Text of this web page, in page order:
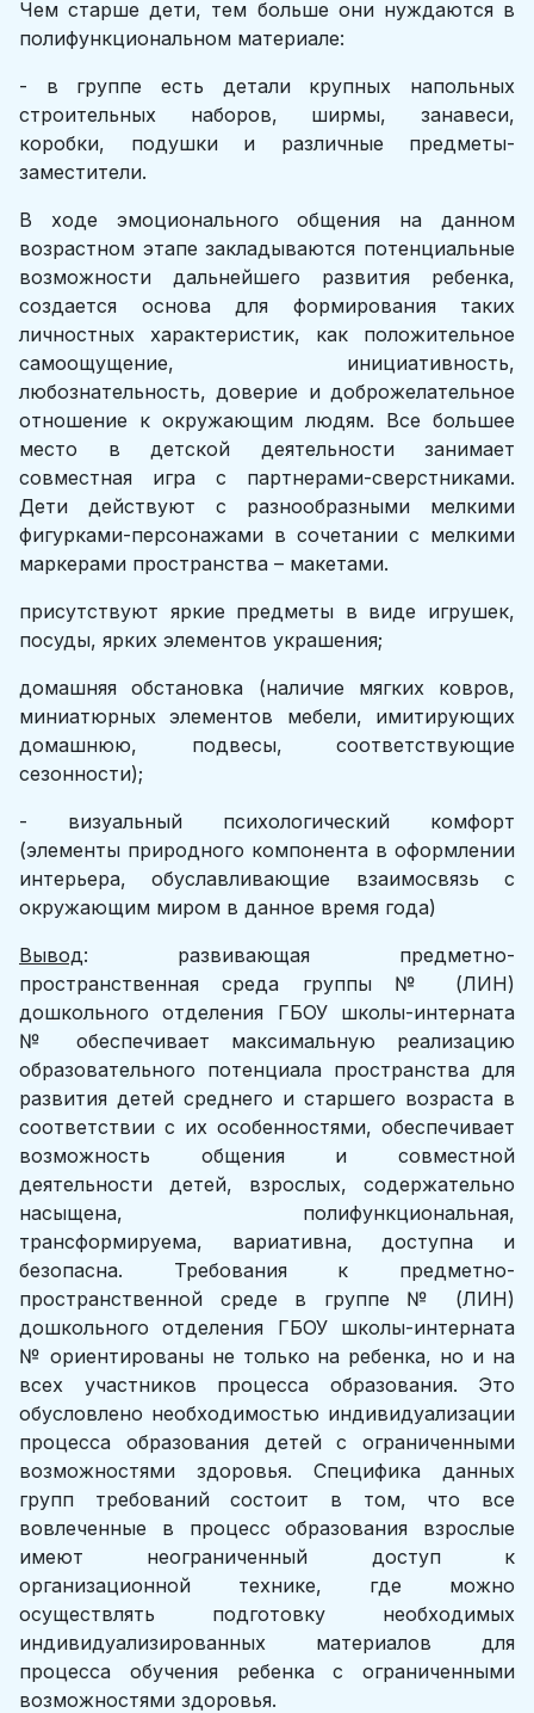
Чем старше дети, тем больше они нуждаются в
полифункциональном материале:
- в группе есть детали крупных напольных
строительных наборов, ширмы, занавеси,
коробки, подушки и различные предметы-
заместители.
В ходе эмоционального общения на данном
возрастном этапе закладываются потенциальные
возможности дальнейшего развития ребенка,
создается основа для формирования таких
личностных характеристик, как положительное
самоощущение, инициативность,
любознательность, доверие и доброжелательное
отношение к окружающим людям. Все большее
место в детской деятельности занимает
совместная игра с партнерами-сверстниками.
Дети действуют с разнообразными мелкими
фигурками-персонажами в сочетании с мелкими
маркерами пространства – макетами.
присутствуют яркие предметы в виде игрушек,
посуды, ярких элементов украшения;
домашняя обстановка (наличие мягких ковров,
миниатюрных элементов мебели, имитирующих
домашнюю, подвесы, соответствующие
сезонности);
- визуальный психологический комфорт
(элементы природного компонента в оформлении
интерьера, обуславливающие взаимосвязь с
окружающим миром в данное время года)
Вывод: развивающая предметно-
пространственная среда группы № (ЛИН)
дошкольного отделения ГБОУ школы-интерната
№ обеспечивает максимальную реализацию
образовательного потенциала пространства для
развития детей среднего и старшего возраста в
соответствии с их особенностями, обеспечивает
возможность общения и совместной
деятельности детей, взрослых, содержательно
насыщена, полифункциональная,
трансформируема, вариативна, доступна и
безопасна. Требования к предметно-
пространственной среде в группе № (ЛИН)
дошкольного отделения ГБОУ школы-интерната
№ ориентированы не только на ребенка, но и на
всех участников процесса образования. Это
обусловлено необходимостью индивидуализации
процесса образования детей с ограниченными
возможностями здоровья. Специфика данных
групп требований состоит в том, что все
вовлеченные в процесс образования взрослые
имеют неограниченный доступ к
организационной технике, где можно
осуществлять подготовку необходимых
индивидуализированных материалов для
процесса обучения ребенка с ограниченными
возможностями здоровья.